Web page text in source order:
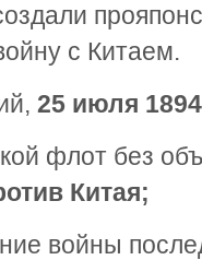
с Китаем.
25 июля 1894
флот без
Китая;
войны